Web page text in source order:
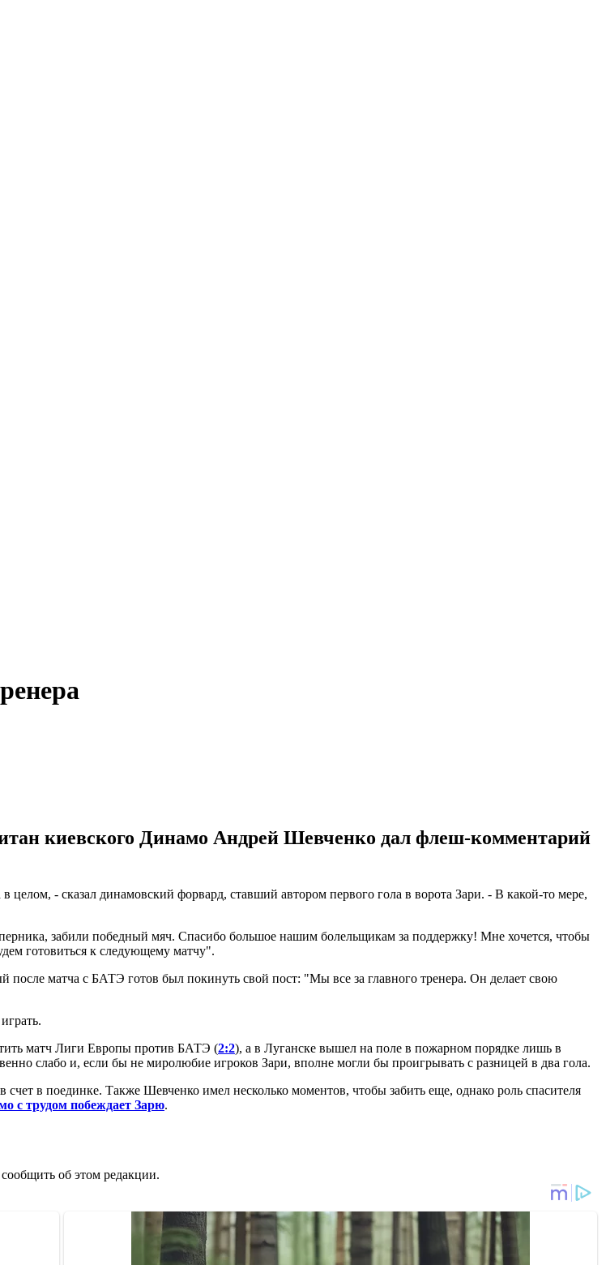
киевского Динамо Андрей Шевченко дал флеш-комментарий
целом, - сказал динамовский форвард, ставший автором первого гола в ворота Зари. - В какой-то мере,
забили победный мяч. Спасибо большое нашим болельщикам за поддержку! Мне хочется, чтобы
готовиться к следующему матчу".
матча с БАТЭ готов был покинуть свой пост: "Мы все за главного тренера. Он делает свою
матч Лиги Европы против БАТЭ (2:2), а в Луганске вышел на поле в пожарном порядке лишь в
слабо и, если бы не миролюбие игроков Зари, вполне могли бы проигрывать с разницей в два гола.
в поединке. Также Шевченко имел несколько моментов, чтобы забить еще, однако роль спасителя
с трудом побеждает Зарю.
об этом редакции.